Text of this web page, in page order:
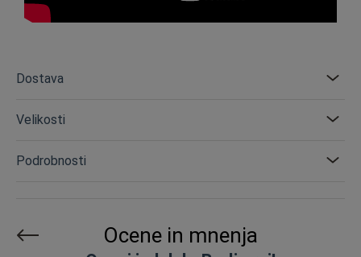
Dostava
Velikosti
Podrobnosti
Ocene in mnenja